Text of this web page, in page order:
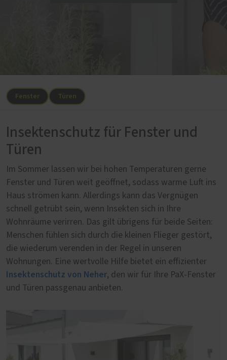
Fenster Türen
Insektenschutz für Fenster und
Türen
Im Sommer lassen wir bei hohen Temperaturen gerne
Fenster und Türen weit geöffnet, sodass warme Luft ins
Haus strömen kann. Allerdings kann das Vergnügen
schnell getrübt sein, wenn Insekten sich in Ihre
Wohnräume verirren. Das gilt übrigens für beide Seiten:
Menschen fühlen sich durch die kleinen Flieger gestört,
die wiederum verenden in der Regel in unseren
Wohnungen. Eine wertvolle Hilfe bietet ein effizienter
Insektenschutz von Neher, den wir für Ihre PaX-Fenster
und Türen passgenau anbieten.